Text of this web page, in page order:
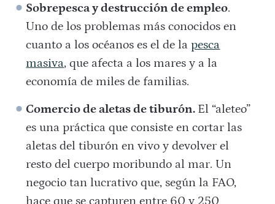
Sobrepesca y destrucción de empleo.
Uno de los problemas más conocidos en
cuanto a los océanos es el de la pesca
masiva, que afecta a los mares y a la
economía de miles de familias.
Comercio de aletas de tiburón. El “aleteo”
es una práctica que consiste en cortar las
aletas del tiburón en vivo y devolver el
resto del cuerpo moribundo al mar. Un
negocio tan lucrativo que, según la FAO,
hace que se capturen entre 60 y 250